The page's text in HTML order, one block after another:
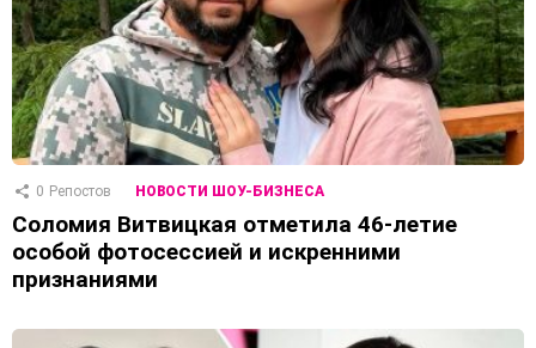
0 Репостов НОВОСТИ ШОУ-БИЗНЕСА
Соломия Витвицкая отметила 46-летие
особой фотосессией и искренними
признаниями